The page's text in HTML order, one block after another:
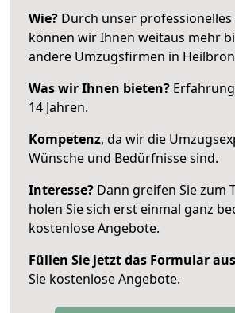
Wie? Durch unser
können wir Ihnen weitaus mehr
andere Umzugsfirmen in
Was wir Ihnen bieten?
14 Jahren.
Kompetenz, da wir die
Wünsche und Bedürfnisse sind.
Interesse? Dann greifen Sie zum
holen Sie sich erst einmal ganz
kostenlose Angebote.
Füllen Sie jetzt das Formular aus
Sie kostenlose Angebote.